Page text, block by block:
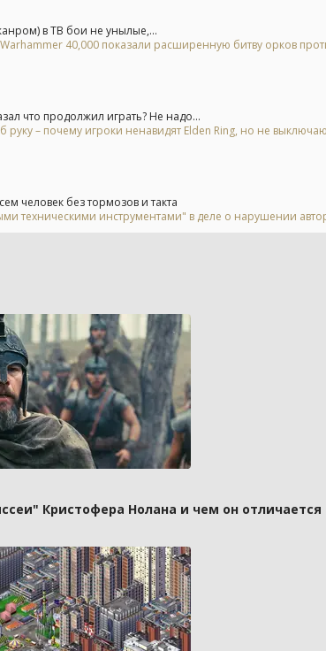
в ТВ бои не унылые,...
40,000 показали расширенную битву орков
что продолжил играть? Не надо...
руку – почему игроки ненавидят Elden Ring, но не
человек без тормозов и такта
техническими инструментами" в деле о нарушении
Кристофера Нолана и чем он отличается